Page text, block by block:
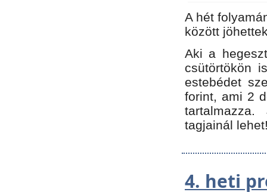
A hét
között
Aki a
csütörtökön
estebédet
forint, ami 2
tartalmazza.
tagjainál
4. heti